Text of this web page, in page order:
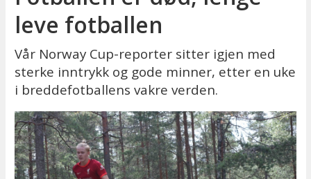
leve fotballen
Vår Norway Cup-reporter sitter igjen med
sterke inntrykk og gode minner, etter en uke
i breddefotballens vakre verden.